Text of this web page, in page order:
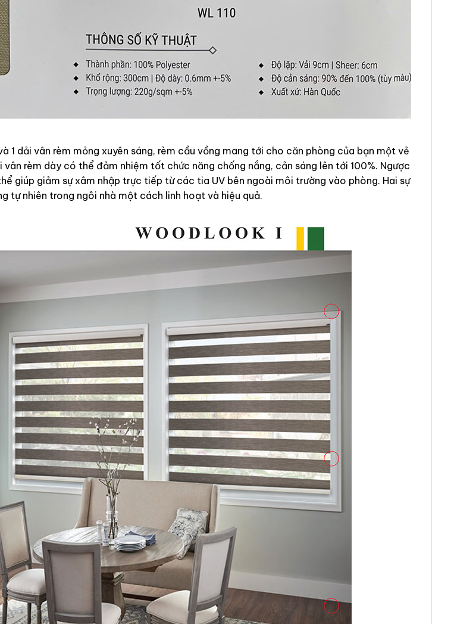
1 dải vân rèm mỏng xuyên sáng, rèm cầu vồng mang tới cho căn phòng của bạn một vẻ
rèm dày có thể đảm nhiệm tốt chức năng chống nắng, cản sáng lên tới 100%. Ngược
giúp giảm sự xâm nhập trực tiếp từ các tia UV bên ngoài môi trường vào phòng. Hai sự
tự nhiên trong ngôi nhà một cách linh hoạt và hiệu quả.